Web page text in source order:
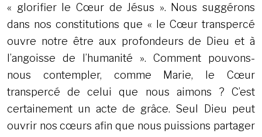
« glorifier le Cœur de Jésus ». Nous suggérons
dans nos constitutions que « le Cœur transpercé
ouvre notre être aux profondeurs de Dieu et à
l’angoisse de l’humanité ». Comment pouvons-
nous contempler, comme Marie, le Cœur
transpercé de celui que nous aimons ? C’est
certainement un acte de grâce. Seul Dieu peut
ouvrir nos cœurs afin que nous puissions partager